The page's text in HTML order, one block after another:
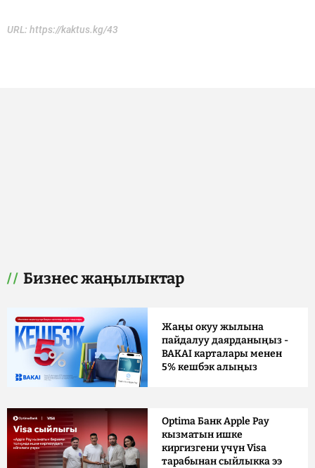
URL: https://kaktus.kg/43
Бизнес жаңылыктар
Жаңы окуу жылына
пайдалуу даярданыңыз -
BAKAI карталары менен
5% кешбэк алыңыз
Optima Банк Apple Pay
кызматын ишке
киргизгени үчүн Visa
тарабынан сыйлыкка ээ